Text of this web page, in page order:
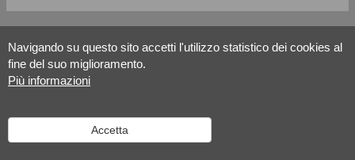
Navigando su questo sito accetti l'utilizzo statistico dei cookies al
fine del suo miglioramento.
Più informazioni
Accetta